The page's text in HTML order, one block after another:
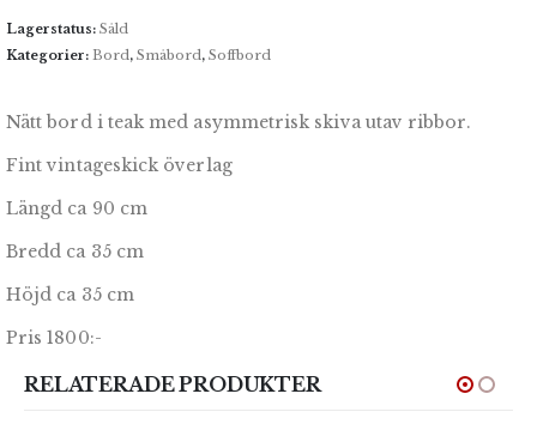
Lagerstatus: Såld
Kategorier: Bord, Småbord, Soffbord
Nätt bord i teak med asymmetrisk skiva utav ribbor.
Fint vintageskick överlag
Längd ca 90 cm
Bredd ca 35 cm
Höjd ca 35 cm
Pris 1800:-
RELATERADE PRODUKTER